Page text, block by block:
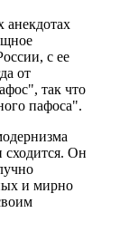
с ее
от
так что
пафоса".
сходится. Он
и мирно